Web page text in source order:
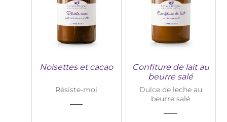
Noisettes et cacao
Résiste-moi
Confiture de lait au
beurre salé
Dulce de leche au
beurre salé